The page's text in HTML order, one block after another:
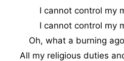
I cannot control my
I cannot control my
Oh, what a burning
All my religious duties